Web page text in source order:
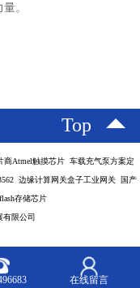
。
Top
Atmel触摸芯片 车载充气泵方案定
边缘计算网关盒子工业网关 国产
存储芯片
有限公司
在线留言